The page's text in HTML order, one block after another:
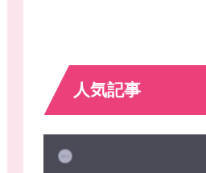
人気記事